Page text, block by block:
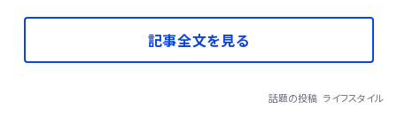
記事全文を見る
話題の投稿 ライフスタイル